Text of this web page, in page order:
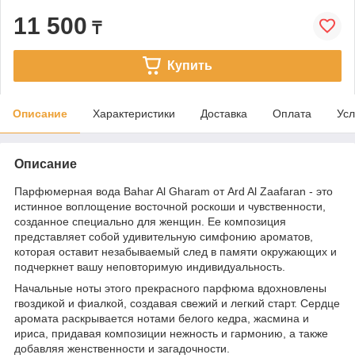
11 500 ₸
Купить
Описание Характеристики Доставка Оплата
Описание
Парфюмерная вода Bahar Al Gharam от Ard Al Zaafaran - это
истинное воплощение восточной роскоши и чувственности,
созданное специально для женщин. Ее композиция
представляет собой удивительную симфонию ароматов,
которая оставит незабываемый след в памяти окружающих и
подчеркнет вашу неповторимую индивидуальность.
Начальные ноты этого прекрасного парфюма вдохновлены
гвоздикой и фиалкой, создавая свежий и легкий старт. Сердце
аромата раскрывается нотами белого кедра, жасмина и
ириса, придавая композиции нежность и гармонию, а также
добавляя женственности и загадочности.